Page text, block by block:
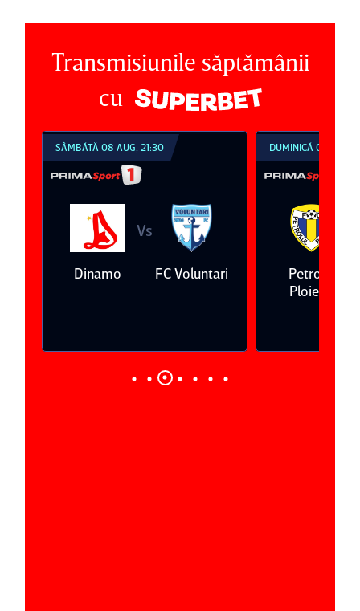
Transmisiunile săptămânii
cu
SÂMBĂTĂ 08 AUG, 21:30
Dinamo
Vs
FC Voluntari
DUMINICĂ 09 AUG,
Petrolul
Ploieşti